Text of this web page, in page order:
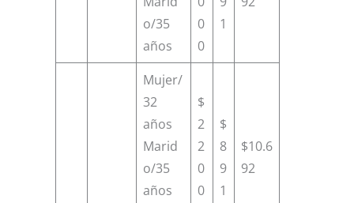
o/35
años
0
0
1
Mujer/
32
años
Marid
o/35
años
$
2
2
0
0
$
8
9
1
$10.6
92